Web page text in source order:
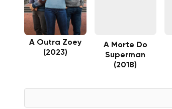
A Outra Zoey
(2023)
A Morte Do
Superman
(2018)